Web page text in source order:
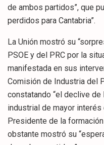
de ambos partidos”, que
perdidos para Cantabria”.
La Unión mostró su
PSOE y del PRC por la
manifestada en sus
Comisión de Industria del
constatando “el declive
industrial de mayor interés
Presidente de la
obstante mostró su